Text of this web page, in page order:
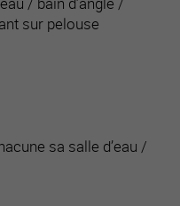
sur pelouse
sa salle d’eau /